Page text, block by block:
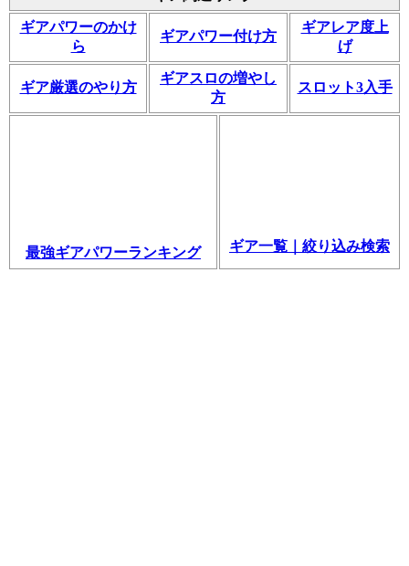
ギアパワーのかけ
ら
ギアパワー付け方
ギアレア度上
げ
ギア厳選のやり方
ギアスロの増やし
方
スロット3入手
最強ギアパワーランキング ギア一覧｜絞り込み検索